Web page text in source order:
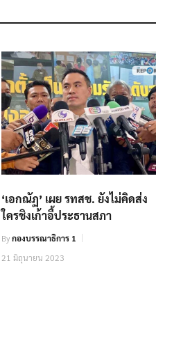
‘เอกณัฏ’ เผย รทสช. ยังไม่คิดส่ง
ใครชิงเก้าอี้ประธานสภา
Byกองบรรณาธิการ 1
21 มิถุนายน 2023